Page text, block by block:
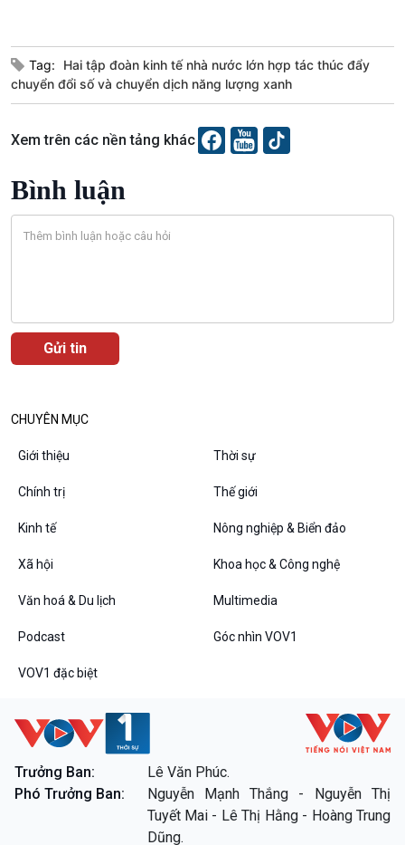
Đối thoại
VOV1 đặc biệt
Thanh âm ký sự
Các chương trình đặc biệt
Tag:
Hai tập đoàn kinh tế nhà nước lớn hợp tác thúc đẩy
chuyển đổi số và chuyển dịch năng lượng xanh
Xem trên các nền tảng khác
Bình luận
CHUYÊN MỤC
Giới thiệu Thời sự
Chính trị Thế giới
Kinh tế Nông nghiệp & Biển đảo
Xã hội Khoa học & Công nghệ
Văn hoá & Du lịch Multimedia
Podcast Góc nhìn VOV1
VOV1 đặc biệt
Trưởng Ban:
Lê Văn Phúc.
Phó Trưởng Ban:
Nguyễn Mạnh Thắng - Nguyễn Thị
Tuyết Mai - Lê Thị Hằng - Hoàng Trung
Dũng.